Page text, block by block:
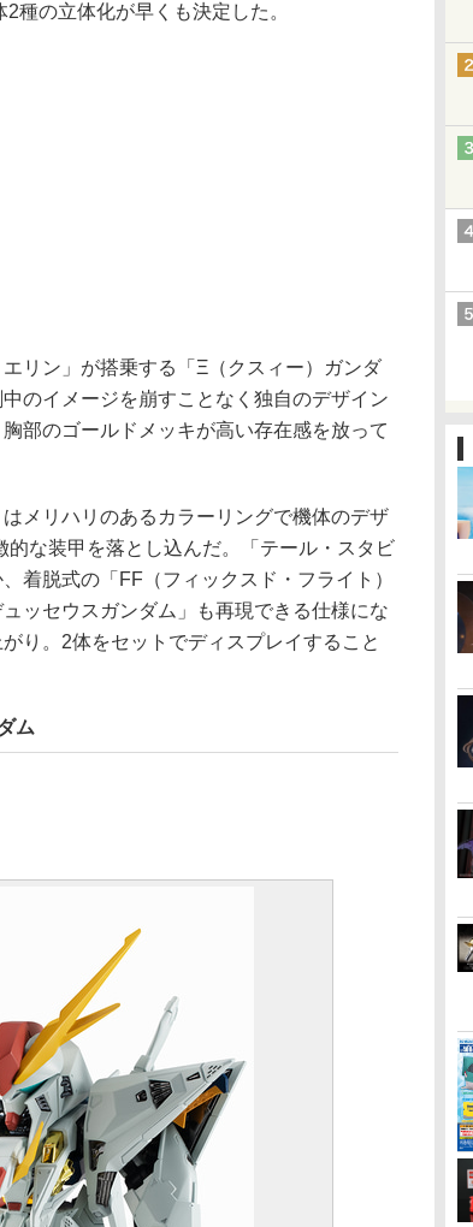
種の立体化が早くも決定した。
リン」が搭乗する「Ξ（クスィー）ガンダ
のイメージを崩すことなく独自のデザイン
部のゴールドメッキが高い存在感を放って
メリハリのあるカラーリングで機体のデザ
な装甲を落とし込んだ。「テール・スタビ
着脱式の「FF（フィックスド・フライト）
ッセウスガンダム」も再現できる仕様にな
り。2体をセットでディスプレイすること
ム